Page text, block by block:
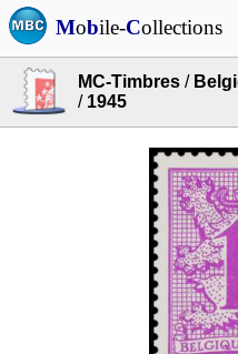
Mobile-Collections
MC-Timbres /
/ 1945